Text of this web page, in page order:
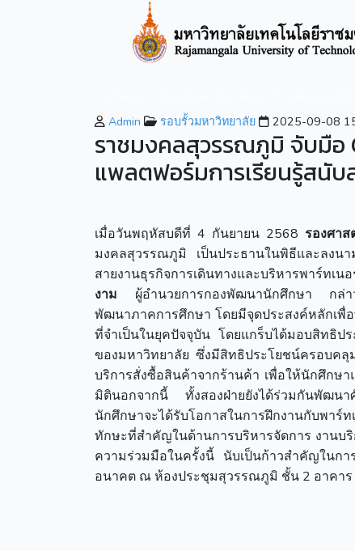
Admin รอบรั้วมหาวิทยาลัย 2025-09-08
ราชมงคลสุวรรณภูมิ จับมื
แพลตฟอร์มการเรียนรู้สนั
เมื่อวันพฤหัสบดีที่ 4 กันยายน 2568 รองศา
มงคลสุวรรณภูมิ เป็นประธานในพิธีและลงน
สายงานธุรกิจการเดินทางและบริหารพาร์ทเ
งาม ผู้อำนวยการกองพัฒนานักศึกษา กล่าว
พัฒนาภาคการศึกษา โดยมีจุดประสงค์หลักเพื่
ที่จำเป็นในยุคปัจจุบัน โดยแกร็บได้มอบสิทธิ
ของมหาวิทยาลัย ซึ่งมีสิทธิประโยชน์ครอบคลุ
บริการสั่งซื้อสินค้าจากร้านค้า เพื่อให้นักศึกษ
มิตินอกจากนี้ ทั้งสองฝ่ายยังได้ร่วมกันพัฒนา
นักศึกษาจะได้รับโอกาสในการฝึกงานกับพาร์
ทักษะที่สำคัญในด้านการบริหารจัดการ งานบ
ความร่วมมือในครั้งนี้ นับเป็นก้าวสำคัญในกา
อนาคต ณ ห้องประชุมสุวรรณภูมิ ชั้น 2 อาคา